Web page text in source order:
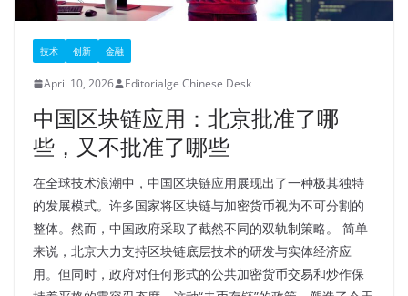
技术 创新 金融
April 10, 2026 Editorialge Chinese Desk
中国区块链应用：北京批准了哪
些，又不批准了哪些
在全球技术浪潮中，中国区块链应用展现出了一种极其独特
的发展模式。许多国家将区块链与加密货币视为不可分割的
整体。然而，中国政府采取了截然不同的双轨制策略。 简单
来说，北京大力支持区块链底层技术的研发与实体经济应
用。但同时，政府对任何形式的公共加密货币交易和炒作保